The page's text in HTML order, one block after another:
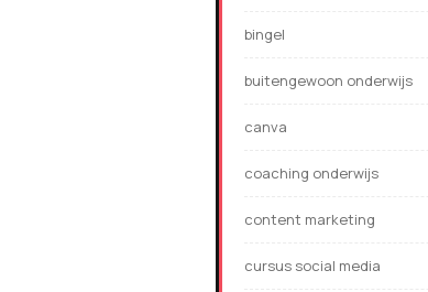
bingel
buitengewoon onderwijs
canva
coaching onderwijs
content marketing
cursus social media